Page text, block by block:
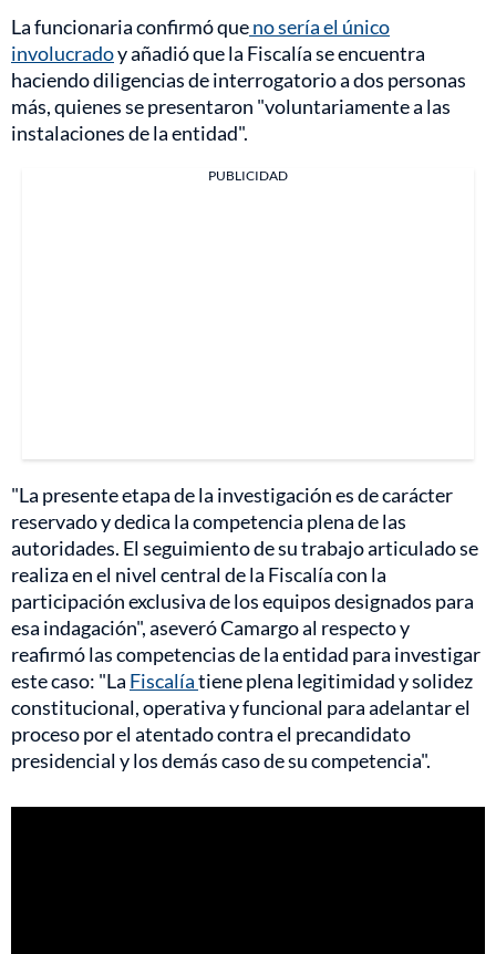
La funcionaria confirmó queno sería el único
involucradoy añadió que la Fiscalía se encuentra
haciendo diligencias de interrogatorio a dos personas
más, quienes se presentaron "voluntariamente a las
instalaciones de la entidad".
PUBLICIDAD
"La presente etapa de la investigación es de carácter
reservado y dedica la competencia plena de las
autoridades. El seguimiento de su trabajo articulado se
realiza en el nivel central de la Fiscalía con la
participación exclusiva de los equipos designados para
esa indagación", aseveró Camargo al respecto y
reafirmó las competencias de la entidad para investigar
este caso: "La Fiscalíatiene plena legitimidad y solidez
constitucional, operativa y funcional para adelantar el
proceso por el atentado contra el precandidato
presidencial y los demás caso de su competencia".